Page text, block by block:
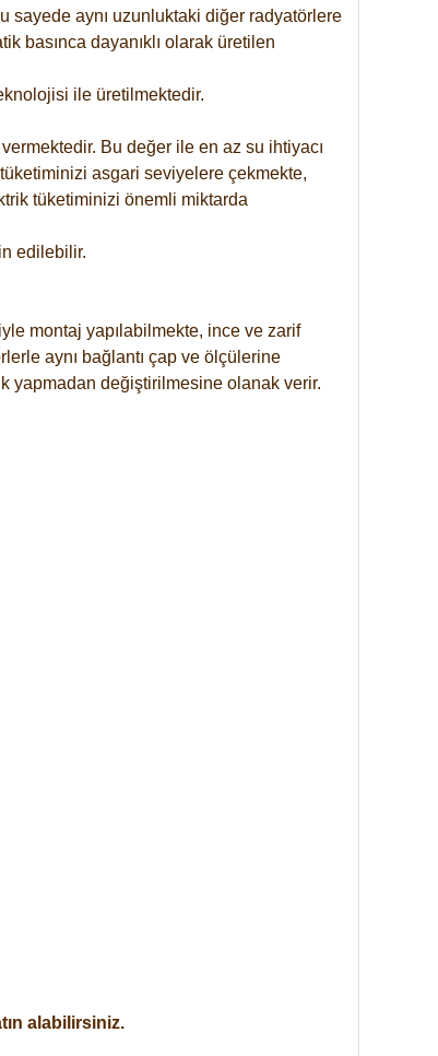
aynı uzunluktaki diğer radyatörlere
basınca dayanıklı olarak üretilen
ile üretilmektedir.
Bu değer ile en az su ihtiyacı
asgari seviyelere çekmekte,
tüketiminizi önemli miktarda
edilebilir.
montaj yapılabilmekte, ince ve zarif
aynı bağlantı çap ve ölçülerine
yapmadan değiştirilmesine olanak verir.
alabilirsiniz.